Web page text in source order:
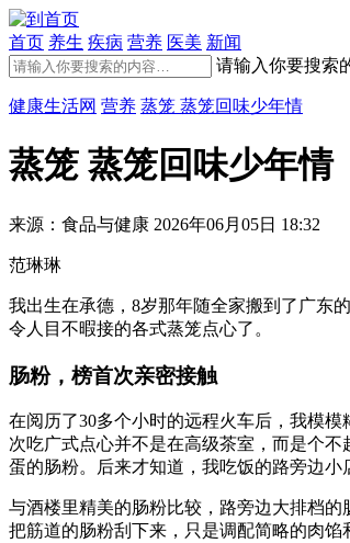
首页 养生 疾病 营养 医美 新闻
请输入你要搜索
健康生活网 营养 蒸笼 蒸笼回味少年情
蒸笼 蒸笼回味少年情
来源：食品与健康 2026年06月05日 18:32
范琳琳
我出生在承德，8岁那年随全家搬到了广东
令人目不暇接的各式蒸笼点心了。
肠粉，榜首次亲密接触
在阅历了30多个小时的远程火车后，我模
次吃广式点心并不是在高级茶室，而是个
蛋的肠粉。后来才知道，我吃饭的路旁边
与酒楼里精美的肠粉比较，路旁边大排档
把筋道的肠粉刮下来，只是调配简略的肉